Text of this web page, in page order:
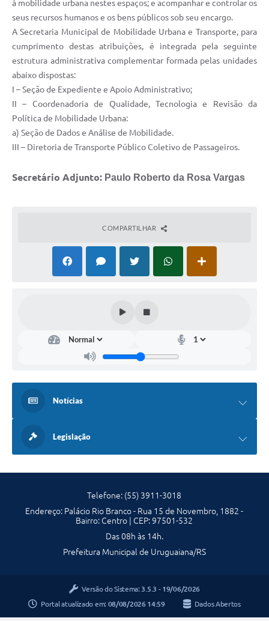
à mobilidade urbana nestes espaços; e acompanhar e controlar os
seus recursos humanos e os bens públicos sob seu encargo.
A Secretaria Municipal de Mobilidade Urbana e Transporte, para
cumprimento destas atribuições, é integrada pela seguinte
estrutura administrativa complementar formada pelas unidades
abaixo dispostas:
I – Seção de Expediente e Apoio Administrativo;
II – Coordenadoria de Qualidade, Tecnologia e Revisão da
Política de Mobilidade Urbana:
a) Seção de Dados e Análise de Mobilidade.
III – Diretoria de Transporte Público Coletivo de Passageiros.
Secretário Adjunto: Paulo Roberto da Rosa Vargas
COMPARTILHAR
Notícias
Legislação
Telefone: (55) 3911-3018
Endereço: Palácio Rio Branco - Rua 15 de Novembro, 1882 -
Bairro: Centro | CEP: 97501-532
Das 08h às 14h.
Prefeitura Municipal de Uruguaiana/RS
Versão do Sistema: 3.5.3 - 19/06/2026
Portal atualizado em: 08/08/2026 14:59 Dados Abertos